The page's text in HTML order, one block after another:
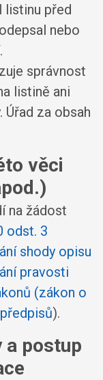
listinu před
nebo
správnost
listině ani
za obsah
věci
na žádost
odst. 3
shody opisu
pravosti
(zákon o
).
a postup